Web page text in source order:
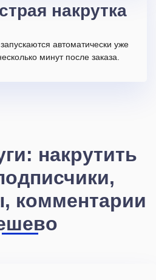
накрутка
автоматически уже
минут после заказа.
накрутить
комментарии